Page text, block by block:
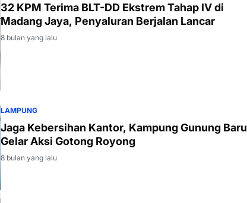
32 KPM Terima BLT-DD Ekstrem Tahap IV di
Madang Jaya, Penyaluran Berjalan Lancar
8 bulan yang lalu
LAMPUNG
Jaga Kebersihan Kantor, Kampung Gunung Baru
Gelar Aksi Gotong Royong
8 bulan yang lalu